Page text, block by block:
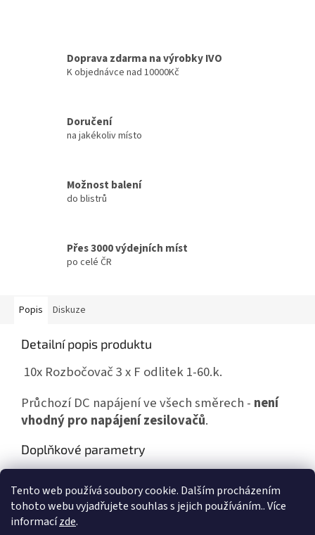
Tento web používá soubory cookie. Dalším procházením
tohoto webu vyjadřujete souhlas s jejich používáním.. Více
informacízde.
Doprava zdarma na výrobky IVO
K objednávce nad 10000Kč
Doručení
na jakékoliv místo
Možnost balení
do blistrů
Přes 3000 výdejních míst
po celé ČR
Popis Diskuze
Detailní popis produktu
10x Rozbočovač 3 x F odlitek 1-60.k.
Průchozí DC napájení ve všech směrech - není
vhodný pro napájení zesilovačů.
Doplňkové parametry
Hmotnost
0.027 kg